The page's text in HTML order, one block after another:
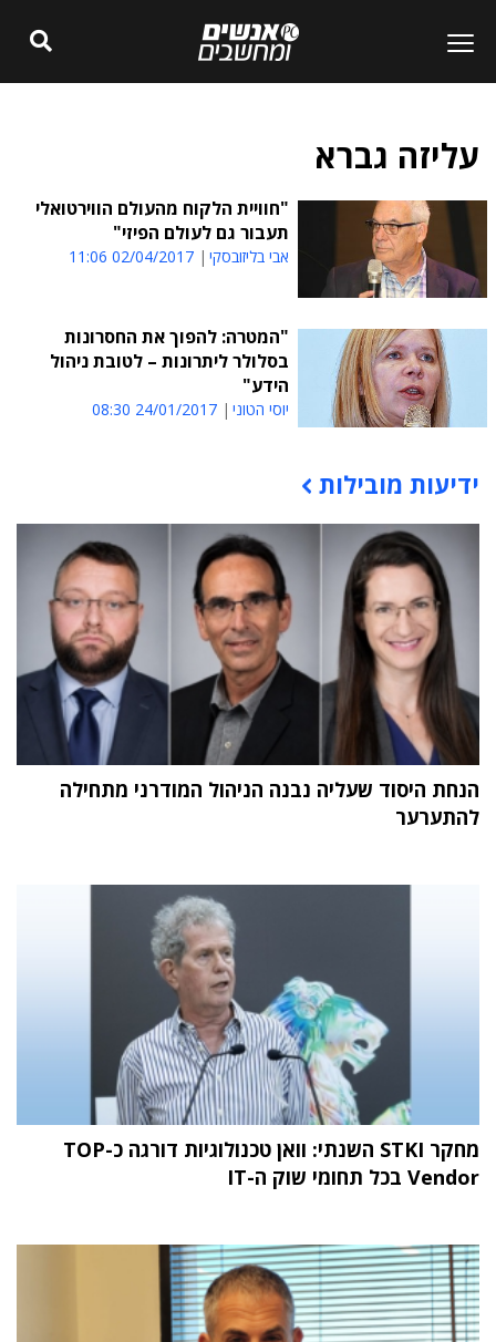
עליזה גברא
"חוויית הלקוח מהעולם הווירטואלי
תעבור גם לעולם הפיזי"
אבי בליזובסקי 02/04/2017 11:06
"המטרה: להפוך את החסרונות
בסלולר ליתרונות – לטובת ניהול
הידע"
יוסי הטוני 24/01/2017 08:30
תוכן פרסומי
ידיעות מובילות
הנחת היסוד שעליה נבנה הניהול המודרני מתחילה
להתערער
מחקר STKI השנתי: וואן טכנולוגיות דורגה כ-TOP
Vendor בכל תחומי שוק ה-IT